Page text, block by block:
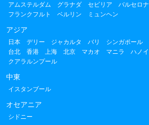
アムステルダム
グラナダ セビリア バルセロナ
フランクフルト
ベルリン ミュンヘン
アジア
日本 デリー ジャカルタ バリ シンガポール
台北
香港 上海 北京 マカオ マニラ ハノイ
クアラルンプール
中東
イスタンブール
オセアニア
シドニー